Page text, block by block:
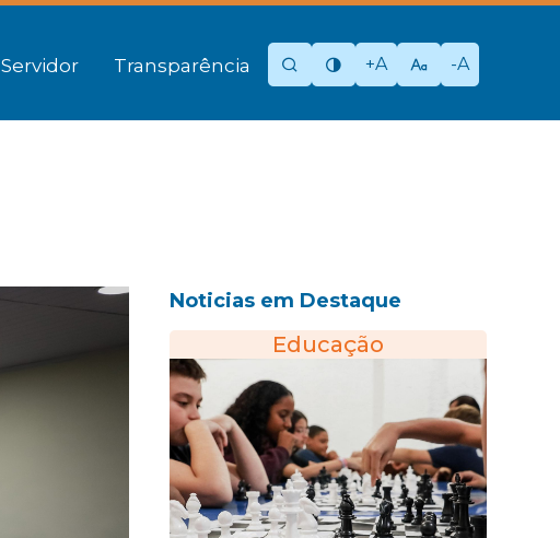
Servidor Transparência +A -A
Noticias em Destaque
Educação